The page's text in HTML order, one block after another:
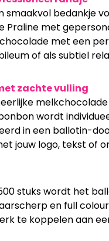
smaakvol bedankje
Praline met
met een
of als subtiel
zachte vulling
wordt
in een ballotin-
jouw logo, tekst of
stuks wordt het
en full
te koppelen aan